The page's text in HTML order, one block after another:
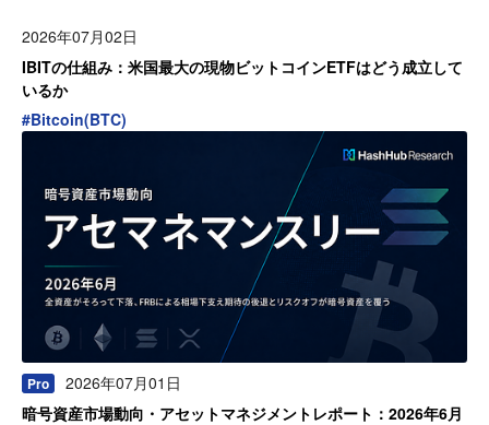
2026年07月02日
IBITの仕組み：米国最大の現物ビットコインETFはどう成立して
いるか
#Bitcoin(BTC)
Pro
2026年07月01日
暗号資産市場動向・アセットマネジメントレポート：2026年6月